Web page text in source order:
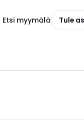
Etsi myymälä Tule